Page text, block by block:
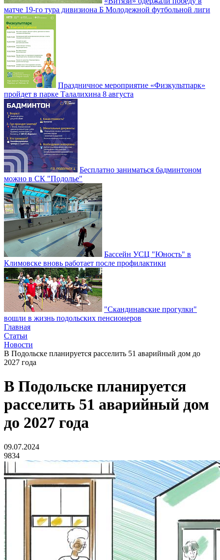
матче 19-го тура дивизиона Б Молодежной футбольной лиги
Праздничное мероприятие «Физкультпарк»
пройдет в парке Талалихина 8 августа
Бесплатно заниматься бадминтоном
можно в СК "Подолье"
Бассейн УСЦ "Юность" в
Климовске вновь работает после профилактики
"Скандинавские прогулки"
вошли в жизнь подольских пенсионеров
Главная
Статьи
Новости
В Подольске планируется расселить 51 аварийный дом до
2027 года
В Подольске планируется
расселить 51 аварийный дом
до 2027 года
09.07.2024
9834